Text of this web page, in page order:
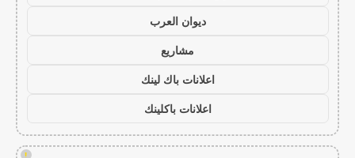
ديوان العرب
مشاريع
اعلانات باك لينك
اعلانات باكلينك
!